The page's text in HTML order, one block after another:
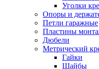
Уголки
Опоры и
Петли гаражные
Пластины
Дюбели
Метрический
Гайки
Шайбы